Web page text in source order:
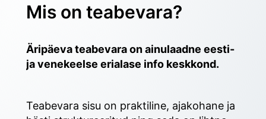
Mis on teabevara?
Äripäeva teabevara on ainulaadne eesti-
ja venekeelse erialase info keskkond.
Teabevara sisu on praktiline, ajakohane ja